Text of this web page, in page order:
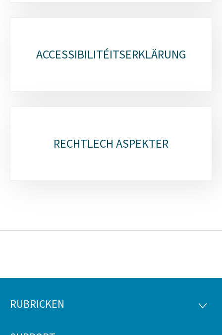
ACCESSIBILITÉITSERKLÄRUNG
RECHTLECH ASPEKTER
Fousszeil
RUBRICKEN